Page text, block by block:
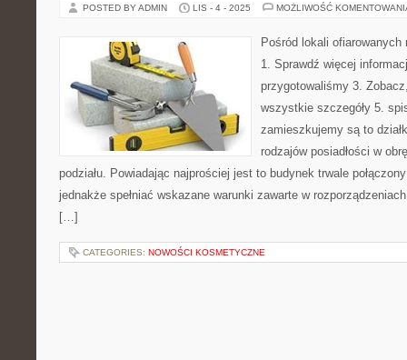
POSTED BY ADMIN LIS - 4 - 2025 MOŻLIWOŚĆ
Pośród lokali
1. Sprawdź więcej
przygotowaliśmy 3.
wszystkie szczegóły 5.
zamieszkujemy są to
rodzajów posiadłości w
podziału. Powiadając najprościej jest to budynek trwale
jednakże spełniać wskazane warunki zawarte w
[…]
CATEGORIES: NOWOŚCI KOSMETYCZNE